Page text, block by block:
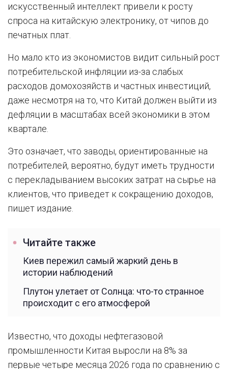
искусственный интеллект привели к росту
спроса на китайскую электронику, от чипов до
печатных плат.
Но мало кто из экономистов видит сильный рост
потребительской инфляции из-за слабых
расходов домохозяйств и частных инвестиций,
даже несмотря на то, что Китай должен выйти из
дефляции в масштабах всей экономики в этом
квартале.
Это означает, что заводы, ориентированные на
потребителей, вероятно, будут иметь трудности
с перекладыванием высоких затрат на сырье на
клиентов, что приведет к сокращению доходов,
пишет издание.
Читайте также
Киев пережил самый жаркий день в
истории наблюдений
Плутон улетает от Солнца: что-то странное
происходит с его атмосферой
Известно, что доходы нефтегазовой
промышленности Китая выросли на 8% за
первые четыре месяца 2026 года по сравнению с